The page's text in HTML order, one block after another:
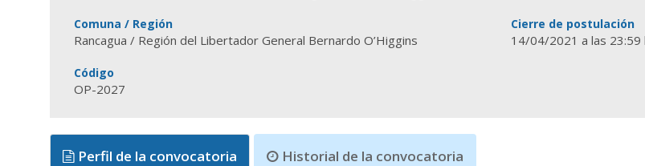
Comuna / Región
Rancagua / Región del Libertador General Bernardo O’Higgins
Cierre de postulación
14/04/2021 a las 23:59
Código
OP-2027
Perfil de la convocatoria Historial de la convocatoria